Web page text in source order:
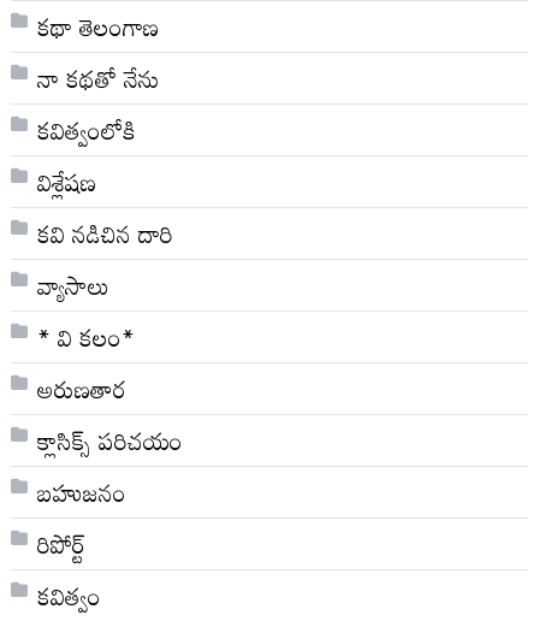
కథా తెలంగాణ
నా క‌థ‌తో నేను
కవిత్వంలోకి
విశ్లేషణ
కవి నడిచిన దారి
వ్యాసాలు
* వి క‌లం*
అరుణతార
క్లాసిక్స్ ప‌రిచ‌యం
బహుజనం
రిపోర్ట్
కవిత్వం